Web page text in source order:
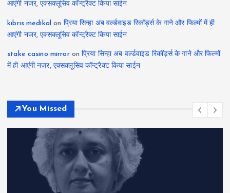
आएंगी नजर, एक्सक्लूसिव कॉन्ट्रैक्ट किया साईन
kıbrıs medikal on प्रिया सिन्हा अब वर्ल्डवाइड रिकॉर्ड्स के गाने और फिल्मों में ही
आएंगी नजर, एक्सक्लूसिव कॉन्ट्रैक्ट किया साईन
stake casino mirroronप्रिया सिन्हा अब वर्ल्डवाइड रिकॉर्ड्स के गाने और फिल्मों
में ही आएंगी नजर, एक्सक्लूसिव कॉन्ट्रैक्ट किया साईन
You Missed